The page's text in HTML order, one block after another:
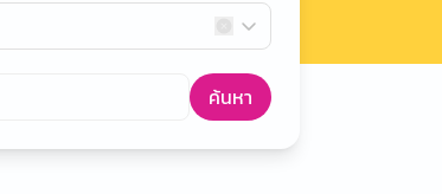
ค้นหา